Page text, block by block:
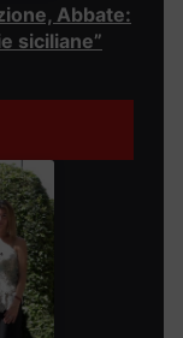
Abbate:
siciliane”